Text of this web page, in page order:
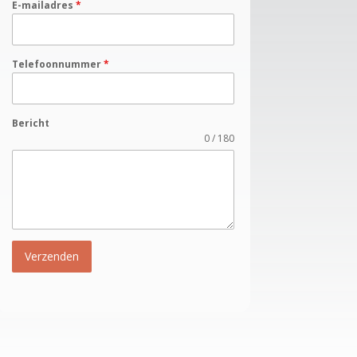
E-mailadres *
Telefoonnummer*
Bericht
0 / 180
Verzenden